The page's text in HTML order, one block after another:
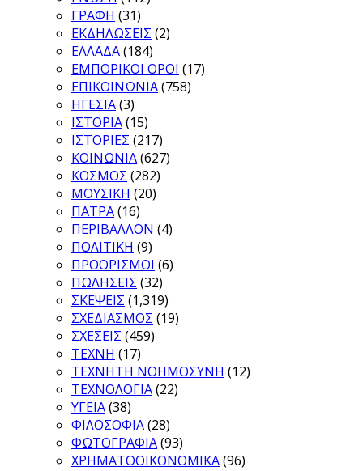
ΓΡΑΦΗ (31)
ΕΚΔΗΛΩΣΕΙΣ (2)
ΕΛΛΑΔΑ(184)
ΕΜΠΟΡΙΚΟΙ ΟΡΟΙ (17)
ΕΠΙΚΟΙΝΩΝΙΑ(758)
ΗΓΕΣΙΑ(3)
ΙΣΤΟΡΙΑ(15)
ΙΣΤΟΡΙΕΣ (217)
ΚΟΙΝΩΝΙΑ(627)
ΚΟΣΜΟΣ (282)
ΜΟΥΣΙΚΗ (20)
ΠΑΤΡΑ(16)
ΠΕΡΙΒΑΛΛΟΝ (4)
ΠΟΛΙΤΙΚΗ (9)
ΠΡΟΟΡΙΣΜΟΙ (6)
ΠΩΛΗΣΕΙΣ (32)
ΣΚΕΨΕΙΣ (1,319)
ΣΧΕΔΙΑΣΜΟΣ (19)
ΣΧΕΣΕΙΣ (459)
ΤΕΧΝΗ (17)
ΤΕΧΝΗΤΗ ΝΟΗΜΟΣΥΝΗ (12)
ΤΕΧΝΟΛΟΓΙΑ(22)
ΥΓΕΙΑ(38)
ΦΙΛΟΣΟΦΙΑ(28)
ΦΩΤΟΓΡΑΦΙΑ(93)
ΧΡΗΜΑΤΟΟΙΚΟΝΟΜΙΚΑ(96)